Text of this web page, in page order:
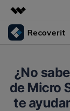
Productos
Utilidades
Empresas
Resumen
Soluciones
Quiénes somos
Recoverit
Funciones
¿No
de Micro
te